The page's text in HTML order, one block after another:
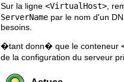
Sur la ligne <VirtualHost> ,
ServerName par le nom d'un
besoins.
�tant donn� que le conteneur
de la configuration du